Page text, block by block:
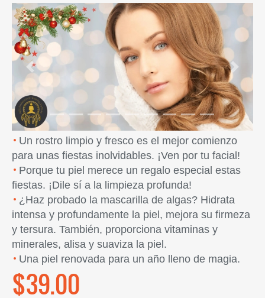
Previous Next
Un rostro limpio y fresco es el mejor comienzo
para unas fiestas inolvidables. ¡Ven por tu facial!
Porque tu piel merece un regalo especial estas
fiestas. ¡Dile sí a la limpieza profunda!
¿Haz probado la mascarilla de algas? Hidrata
intensa y profundamente la piel, mejora su firmeza
y tersura. También, proporciona vitaminas y
minerales, alisa y suaviza la piel.
Una piel renovada para un año lleno de magia.
$39.00